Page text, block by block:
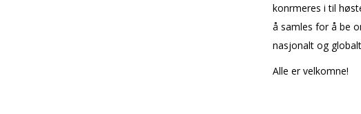
konfirmeres i til
å samles for å be
nasjonalt og
Alle er velkomne!